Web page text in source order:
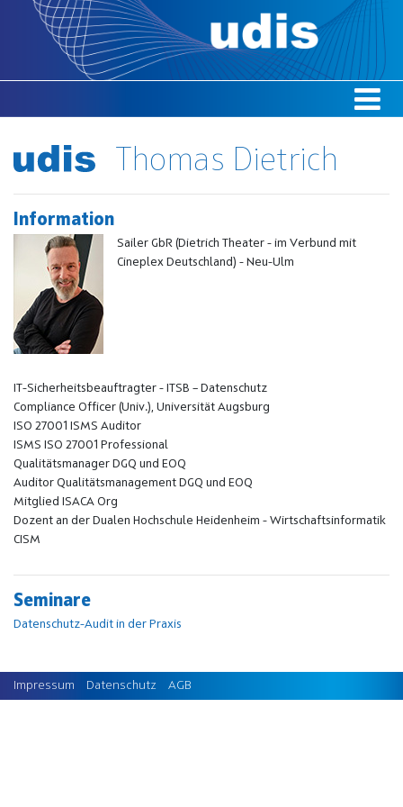
Thomas Dietrich
Information
Sailer GbR (Dietrich Theater - im Verbund mit
Cineplex Deutschland) - Neu-Ulm
IT-Sicherheitsbeauftragter - ITSB – Datenschutz
Compliance Officer (Univ.), Universität Augsburg
ISO 27001 ISMS Auditor
ISMS ISO 27001 Professional
Qualitätsmanager DGQ und EOQ
Auditor Qualitätsmanagement DGQ und EOQ
Mitglied ISACA Org
Dozent an der Dualen Hochschule Heidenheim - Wirtschaftsinformatik
CISM
Seminare
Datenschutz-Audit in der Praxis
Impressum Datenschutz AGB